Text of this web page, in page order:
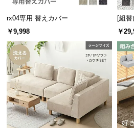
約
に
つ
い
て
客
様
サ
rx04専用 替えカバー
￥9,998
[組
モジ
￥